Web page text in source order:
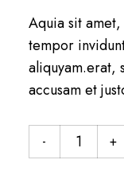
Aquia sit
tempor
aliquyam.erat,
accusam et